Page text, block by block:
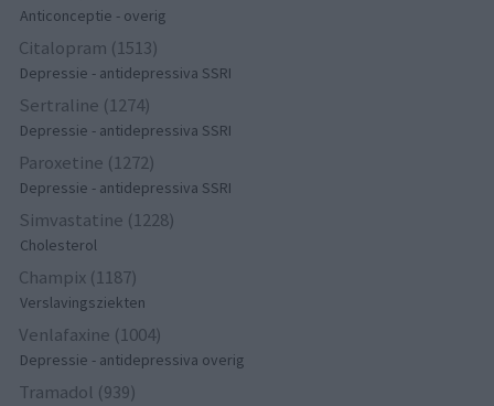
Anticonceptie - overig
Citalopram (1513)
Depressie - antidepressiva SSRI
Sertraline (1274)
Depressie - antidepressiva SSRI
Paroxetine (1272)
Depressie - antidepressiva SSRI
Simvastatine (1228)
Cholesterol
Champix (1187)
Verslavingsziekten
Venlafaxine (1004)
Depressie - antidepressiva overig
Tramadol (939)